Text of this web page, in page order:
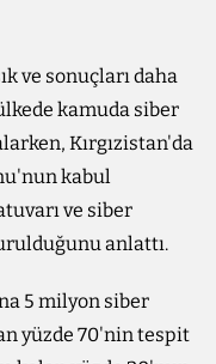
ve sonuçları daha
kamuda siber
Kırgızistan'da
kabul
ve siber
anlattı.
5 milyon siber
yüzde 70'nin tespit